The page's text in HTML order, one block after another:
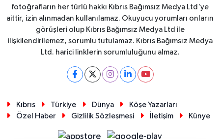
fotoğrafların her türlü hakkı Kıbrıs Bağımsız Medya Ltd'ye
aittir, izin alınmadan kullanılamaz. Okuyucu yorumları onların
görüşleri olup Kıbrıs Bağımsız Medya Ltd ile
ilişkilendirilemez, sorumlu tutulamaz. Kıbrıs Bağımsız Medya
Ltd. harici linklerin sorumluluğunu almaz.
Kıbrıs Türkiye Dünya
Köşe Yazarları
Özel Haber
Gizlilik Sözleşmesi İletişim Künye